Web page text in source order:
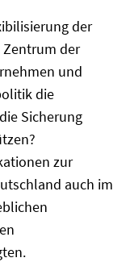
der
der
und
die
Sicherung
zur
auch im